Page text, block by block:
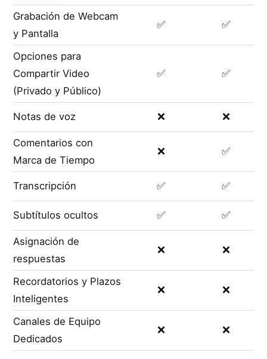
Grabación de Webcam
y Pantalla
✅ ✅
Opciones para
Compartir Video
(Privado y Público)
✅ ✅
Notas de voz ❌ ❌
Comentarios con
Marca de Tiempo
❌ ✅
Transcripción ✅ ✅
Subtítulos ocultos ✅ ✅
Asignación de
respuestas
❌ ❌
Recordatorios y Plazos
Inteligentes
❌ ❌
Canales de Equipo
Dedicados
❌ ❌